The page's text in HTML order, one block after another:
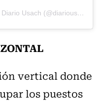
Una publicación compartida por Diario Usach (@diariousach)
vertical donde
los puestos